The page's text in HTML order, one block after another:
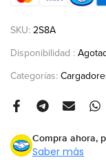
SKU: 2S8A
Disponibilidad :
Categorías:
Compra ahora,
Saber más